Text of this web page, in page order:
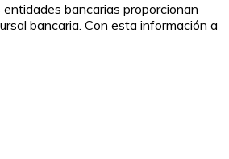
bancarias proporcionan
bancaria. Con esta información a